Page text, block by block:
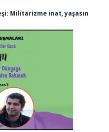
Militarizme inat, yaşasın